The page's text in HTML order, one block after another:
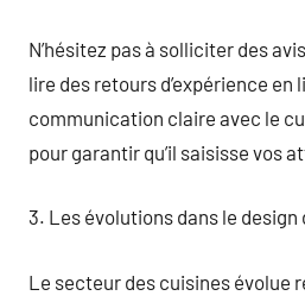
N’hésitez pas à solliciter des
lire des retours d’expérience en
communication claire avec le
pour garantir qu’il saisisse vos
3. Les évolutions dans le design
Le secteur des cuisines évolue